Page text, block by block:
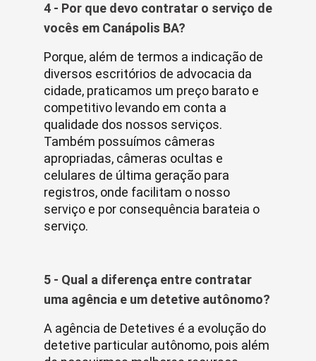
4 - Por que devo contratar o serviço de
vocês em Canápolis BA?
Porque, além de termos a indicação de
diversos escritórios de advocacia da
cidade, praticamos um preço barato e
competitivo levando em conta a
qualidade dos nossos serviços.
Também possuímos câmeras
apropriadas, câmeras ocultas e
celulares de última geração para
registros, onde facilitam o nosso
serviço e por consequência barateia o
serviço.
5 - Qual a diferença entre contratar
uma agência e um detetive autônomo?
A agência de Detetives é a evolução do
detetive particular autônomo, pois além